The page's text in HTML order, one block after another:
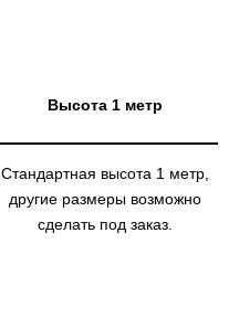
Высота 1 метр
Стандартная высота 1 метр,
другие размеры возможно
сделать под заказ.